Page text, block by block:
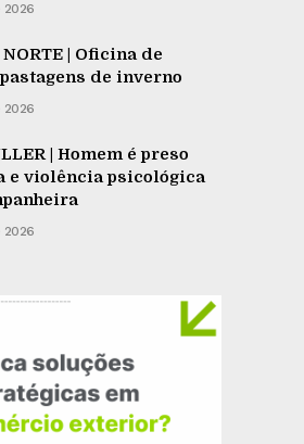
2026
NORTE | Oficina de
de inverno
2026
| Homem é preso
e violência psicológica
2026